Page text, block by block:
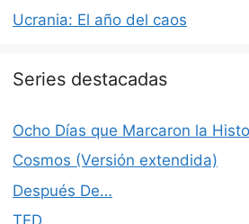
Ucrania: El año del caos
Series destacadas
Ocho Días que Marcaron la
Cosmos (Versión extendida)
Después De…